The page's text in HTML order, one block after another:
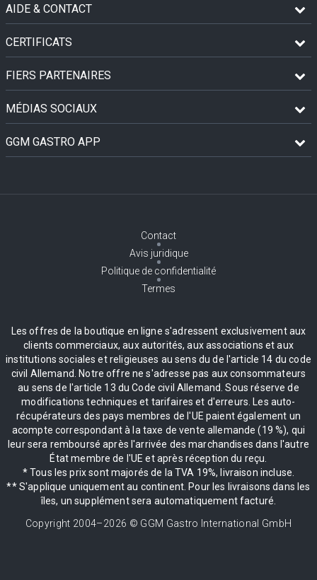
AIDE & CONTACT
CERTIFICATS
FIERS PARTENAIRES
MÉDIAS SOCIAUX
GGM GASTRO APP
Contact
Avis juridique
Politique de confidentialité
Termes
Les offres de la boutique en ligne s'adressent exclusivement aux
clients commerciaux, aux autorités, aux associations et aux
institutions sociales et religieuses au sens du de l'article 14 du code
civil Allemand. Notre offre ne s'adresse pas aux consommateurs
au sens de l'article 13 du Code civil Allemand. Sous réserve de
modifications techniques et tarifaires et d'erreurs. Les auto-
récupérateurs des pays membres de l'UE paient également un
acompte correspondant à la taxe de vente allemande (19 %), qui
leur sera remboursé après l'arrivée des marchandises dans l'autre
État membre de l'UE et après réception du reçu.
* Tous les prix sont majorés de la TVA 19%, livraison incluse.
** S'applique uniquement au continent. Pour les livraisons dans les
îles, un supplément sera automatiquement facturé.
Copyright 2004–2026 © GGM Gastro International GmbH